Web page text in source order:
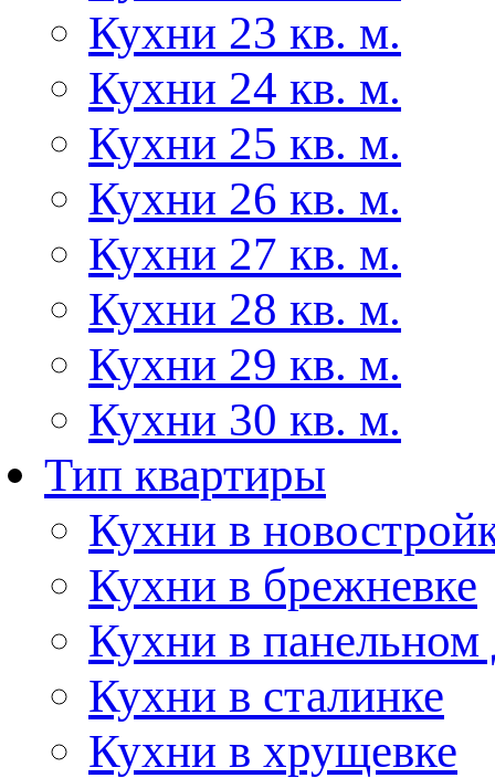
Кухни 23 кв. м.
Кухни 24 кв. м.
Кухни 25 кв. м.
Кухни 26 кв. м.
Кухни 27 кв. м.
Кухни 28 кв. м.
Кухни 29 кв. м.
Кухни 30 кв. м.
Тип квартиры
Кухни в
Кухни в брежневке
Кухни в панельном
Кухни в сталинке
Кухни в хрущевке